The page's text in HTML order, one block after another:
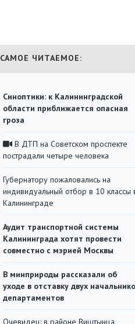
САМОЕ ЧИТАЕМОЕ:
Синоптики: к Калининградской
области приближается опасная
гроза
В ДТП на Советском проспекте
пострадали четыре человека
Губернатору пожаловались на
индивидуальный отбор в 10 классы
Калининграде
Аудит транспортной системы
Калининграда хотят провести
совместно с мэрией Москвы
В минприроды рассказали об
уходе в отставку двух
департаментов
Очевидец: в районе Виштынца